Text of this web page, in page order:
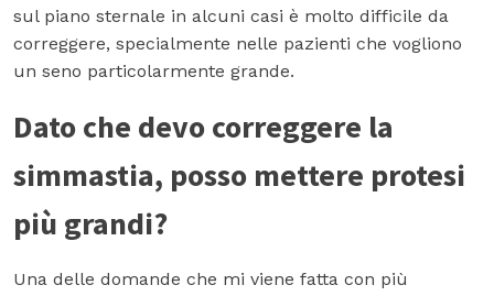
sul piano sternale in alcuni casi è molto difficile da
correggere, specialmente nelle pazienti che vogliono
un seno particolarmente grande.
Dato che devo correggere la
simmastia, posso mettere protesi
più grandi?
Una delle domande che mi viene fatta con più